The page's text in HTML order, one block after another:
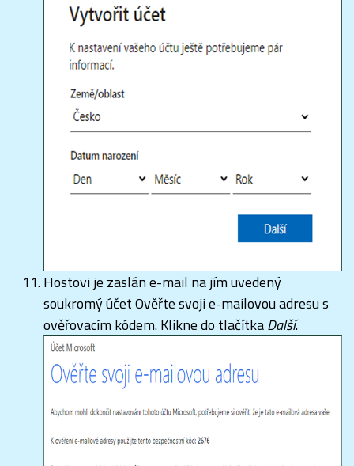
Hostovi je zaslán e-mail na jím uvedený
soukromý účet Ověřte svoji e-mailovou adresu s
ověřovacím kódem. Klikne do tlačítkaDalší.